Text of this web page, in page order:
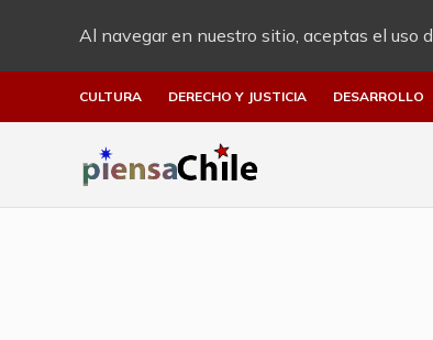
Al navegar en nuestro sitio, aceptas el uso
CULTURA DERECHO Y JUSTICIA DESARROLLO